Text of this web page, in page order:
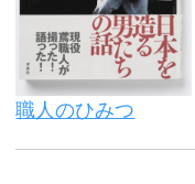
職人のひみつ